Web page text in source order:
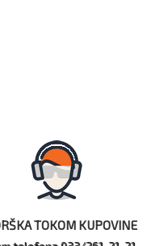
TOKOM KUPOVINE